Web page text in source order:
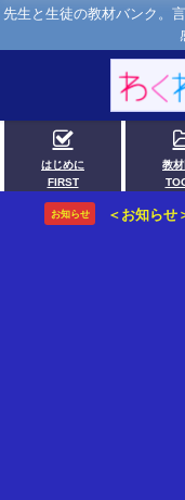
先生と生徒の教材バンク。
はじめに
FIRST
教
お知らせ ＜お知らせ